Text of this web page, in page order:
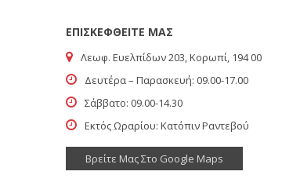
ΕΠΙΣΚΕΦΘΕΙΤΕ ΜΑΣ
Λεωφ. Ευελπίδων 203, Κορωπί, 194 00
Δευτέρα – Παρασκευή: 09.00-17.00
Σάββατο: 09.00-14.30
Εκτός Ωραρίου: Κατόπιν Ραντεβού
Βρείτε Μας Στο Google Maps